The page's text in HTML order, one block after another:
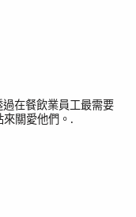
在餐飲業員工最需要
來關愛他們。.